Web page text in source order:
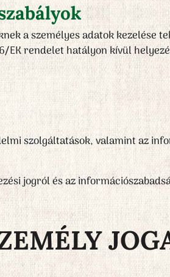
a személyes adatok kezelése
rendelet hatályon kívül
szolgáltatások, valamint az
jogról és az